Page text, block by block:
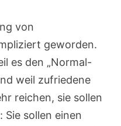
von
geworden.
es den „Normal-
weil zufriedene
reichen, sie sollen
sollen einen